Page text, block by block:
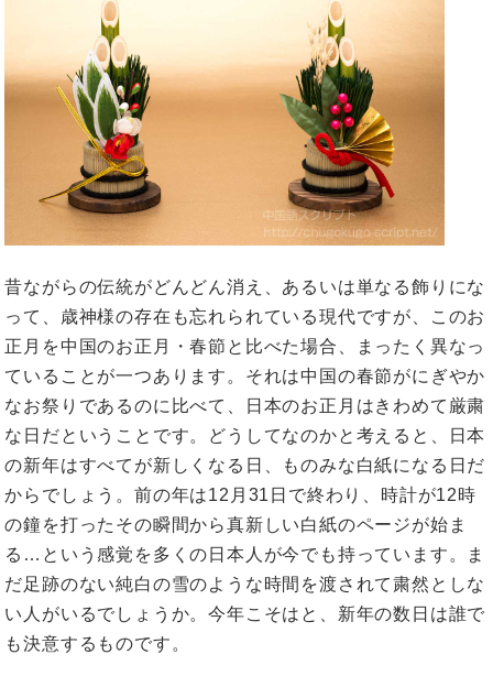
昔ながらの伝統がどんどん消え、あるいは単なる飾りにな
って、歳神様の存在も忘れられている現代ですが、このお
正月を中国のお正月・春節と比べた場合、まったく異なっ
ていることが一つあります。それは中国の春節がにぎやか
なお祭りであるのに比べて、日本のお正月はきわめて厳粛
な日だということです。どうしてなのかと考えると、日本
の新年はすべてが新しくなる日、ものみな白紙になる日だ
からでしょう。前の年は12月31日で終わり、時計が12時
の鐘を打ったその瞬間から真新しい白紙のページが始ま
る…という感覚を多くの日本人が今でも持っています。ま
だ足跡のない純白の雪のような時間を渡されて粛然としな
い人がいるでしょうか。今年こそはと、新年の数日は誰で
も決意するものです。